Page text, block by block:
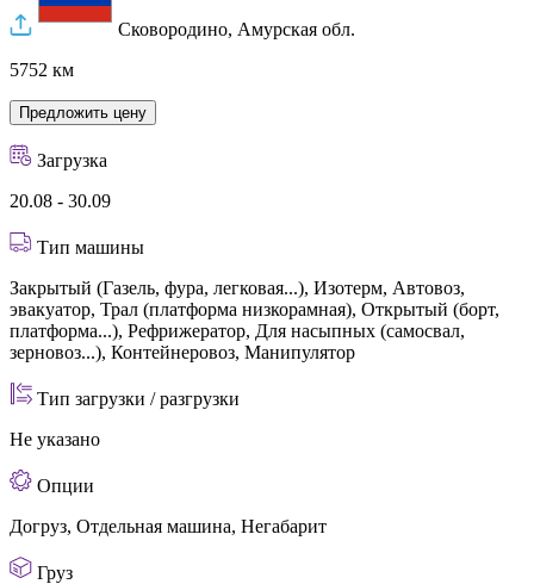
Сковородино, Амурская обл.
5752 км
Предложить цену
Загрузка
20.08 - 30.09
Тип машины
Закрытый (Газель, фура, легковая...), Изотерм, Автовоз,
эвакуатор, Трал (платформа низкорамная), Открытый (борт,
платформа...), Рефрижератор, Для насыпных (самосвал,
зерновоз...), Контейнеровоз, Манипулятор
Тип загрузки / разгрузки
Не указано
Опции
Догруз, Отдельная машина, Негабарит
Груз